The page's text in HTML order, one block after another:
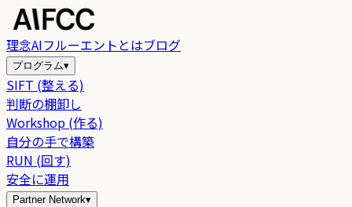
理念AIフルーエントとはブログ
プログラム▾
SIFT (整える)
判断の棚卸し
Workshop (作る)
自分の手で構築
RUN (回す)
安全に運用
Partner Network▾